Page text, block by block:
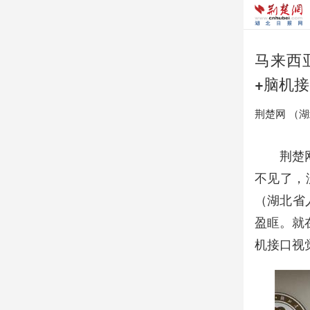
马来西
+脑机
荆楚网 ​（
荆楚
不见了，
（湖北
盈眶。就
机接口视